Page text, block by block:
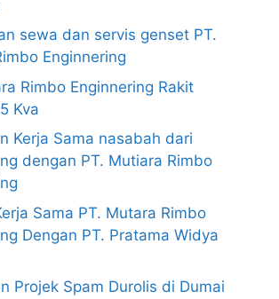
sewa dan servis genset PT.
Enginnering
Rimbo Enginnering Rakit
Kva
Kerja Sama nasabah dari
dengan PT. Mutiara Rimbo
Sama PT. Mutara Rimbo
Dengan PT. Pratama Widya
Projek Spam Durolis di Dumai